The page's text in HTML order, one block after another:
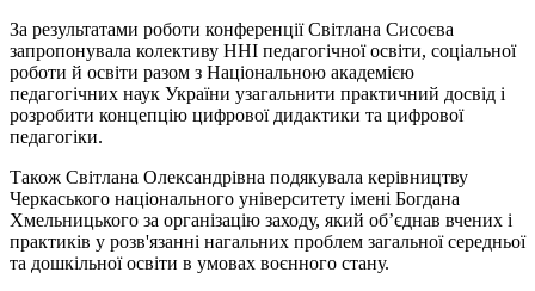
За результатами роботи конференції Світлана Сисоєва
запропонувала колективу ННІ педагогічної освіти, соціальної
роботи й освіти разом з Національною академією
педагогічних наук України узагальнити практичний досвід і
розробити концепцію цифрової дидактики та цифрової
педагогіки.
Також Світлана Олександрівна подякувала керівництву
Черкаського національного університету імені Богдана
Хмельницького за організацію заходу, який об’єднав вчених і
практиків у розв'язанні нагальних проблем загальної середньої
та дошкільної освіти в умовах воєнного стану.